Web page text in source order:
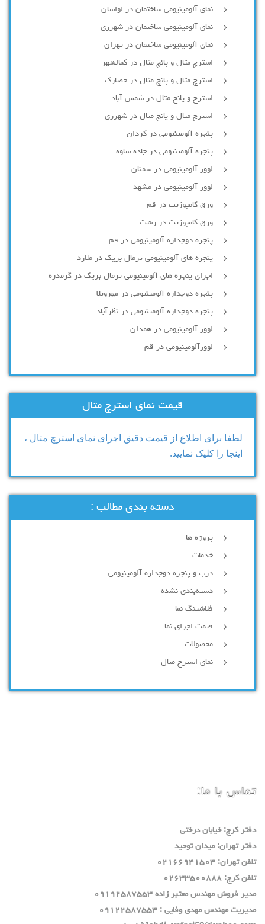
نمای آلومینیومی ساختمان در لواسان
نمای آلومینیومی ساختمان در شهرری
نمای آلومینیومی ساختمان در تهران
استرچ متال و پانچ متال در کمالشهر
استرچ متال و پانچ متال در حصارك
استرچ و پانچ متال در شمس آباد
استرچ متال و پانچ متال در شهرری
پنجره آلومینیومی در کردان
پنجره آلومینیومی در جاده ساوه
لوور آلومینیومی در سمنان
لوور آلومینیومی در مشهد
ورق کامپوزیت در قم
ورق کامپوزیت در رشت
پنجره دوجداره آلومينيومی در قم
پنجره های آلومینیومی ترمال بریک در ملارد
اجرای پنجره های آلومینیومی ترمال بریک در گرمدره
پنجره دوجداره آلومینیومی در مهرویلا
پنجره دوجداره آلومینیومی در نظرآباد
لوور آلومینیومی در همدان
لوورآلومینیومی در قم
قیمت نمای استرچ متال
لطفا برای اطلاع از قیمت دقیق اجرای نمای استرچ متال ،
اینجا را کلیک نمایید.
دسته بندی مطالب :
پروژه ها
خدمات
درب و پنجره دوجداره آلومینیومی
دسته‌بندی نشده
فلاشینگ نما
قیمت اجرای نما
محصولات
نمای استرچ متال
تماس با ما:
دفتر كرج: خيابان درختي
دفتر تهران: ميدان توحيد
تلفن تهران: ٠٢١٦٦٩٤١٥٠٣
تلفن كرج: ٠٢٦٣٣٥٠٠٨٨٨
مدير فروش مهندس معتبر زاده ٠٩١٩٢٥٨٧٥٥٣
مديريت مهندس مهدي وفايي : ٠٩١٢٢٥٨٧٥٥٣